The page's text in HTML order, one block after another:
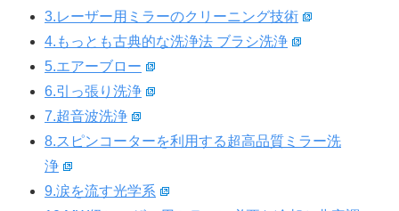
3.レーザー用ミラーのクリーニング技術
4.もっとも古典的な洗浄法 ブラシ洗浄
5.エアーブロー
6.引っ張り洗浄
7.超音波洗浄
8.スピンコーターを利用する超高品質ミラー洗
浄
9.涙を流す光学系